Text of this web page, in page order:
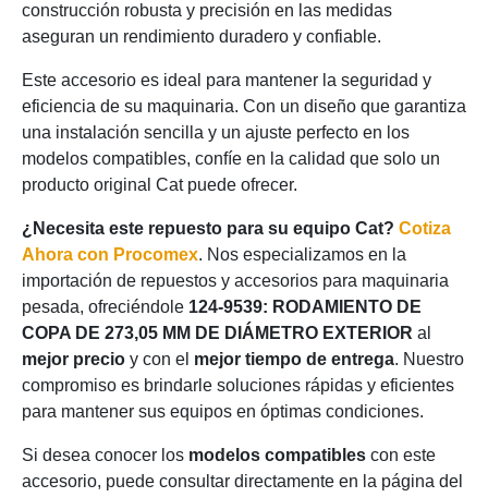
construcción robusta y precisión en las medidas
aseguran un rendimiento duradero y confiable.
Este accesorio es ideal para mantener la seguridad y
eficiencia de su maquinaria. Con un diseño que garantiza
una instalación sencilla y un ajuste perfecto en los
modelos compatibles, confíe en la calidad que solo un
producto original Cat puede ofrecer.
¿Necesita este repuesto para su equipo Cat? Cotiza
Ahora con Procomex. Nos especializamos en la
importación de repuestos y accesorios para maquinaria
pesada, ofreciéndole 124-9539: RODAMIENTO DE
COPA DE 273,05 MM DE DIÁMETRO EXTERIOR al
mejor precio y con el mejor tiempo de entrega. Nuestro
compromiso es brindarle soluciones rápidas y eficientes
para mantener sus equipos en óptimas condiciones.
Si desea conocer los modelos compatibles con este
accesorio, puede consultar directamente en la página del